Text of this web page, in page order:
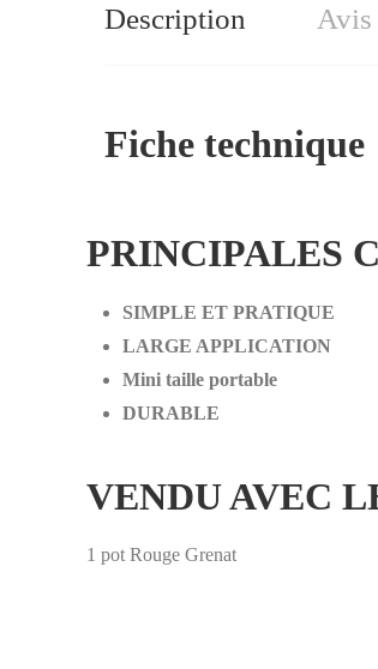
Description Avis
Fiche technique
PRINCIPALES
SIMPLE ET PRATIQUE
LARGE APPLICATION
Mini taille portable
DURABLE
VENDU AVEC
1 pot Rouge Grenat